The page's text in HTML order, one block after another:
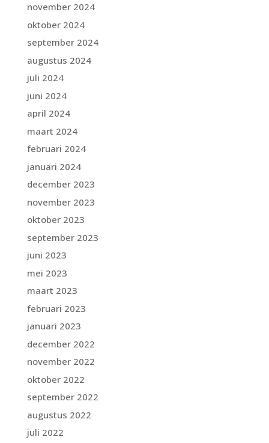
november 2024
oktober 2024
september 2024
augustus 2024
juli 2024
juni 2024
april 2024
maart 2024
februari 2024
januari 2024
december 2023
november 2023
oktober 2023
september 2023
juni 2023
mei 2023
maart 2023
februari 2023
januari 2023
december 2022
november 2022
oktober 2022
september 2022
augustus 2022
juli 2022